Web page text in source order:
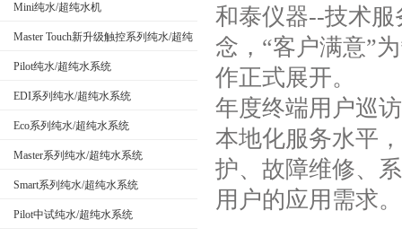
Mini纯水/超纯水机
Master Touch新升级触控系列纯水/超纯
水系统
Pilot纯水/超纯水系统
EDI系列纯水/超纯水系统
Eco系列纯水/超纯水系统
Master系列纯水/超纯水系统
Smart系列纯水/超纯水系统
Pilot中试纯水/超纯水系统
和泰仪器--技术服
念，“客户满意”
作正式展开。
年度终端用户巡
本地化服务水平
护、故障维修、
用户的应用需求。